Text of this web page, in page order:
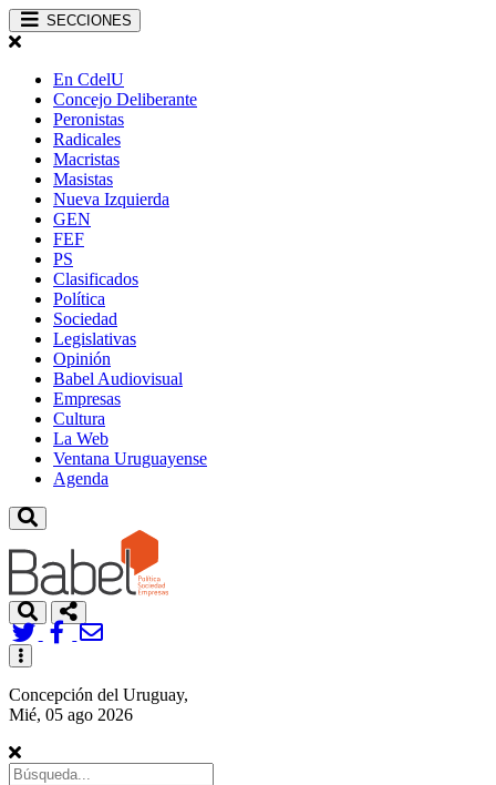
SECCIONES
En CdelU
Concejo Deliberante
Peronistas
Radicales
Macristas
Masistas
Nueva Izquierda
GEN
FEF
PS
Clasificados
Política
Sociedad
Legislativas
Opinión
Babel Audiovisual
Empresas
Cultura
La Web
Ventana Uruguayense
Agenda
Toggle
navigation
Concepción del Uruguay,
Mié, 05 ago 2026
Search